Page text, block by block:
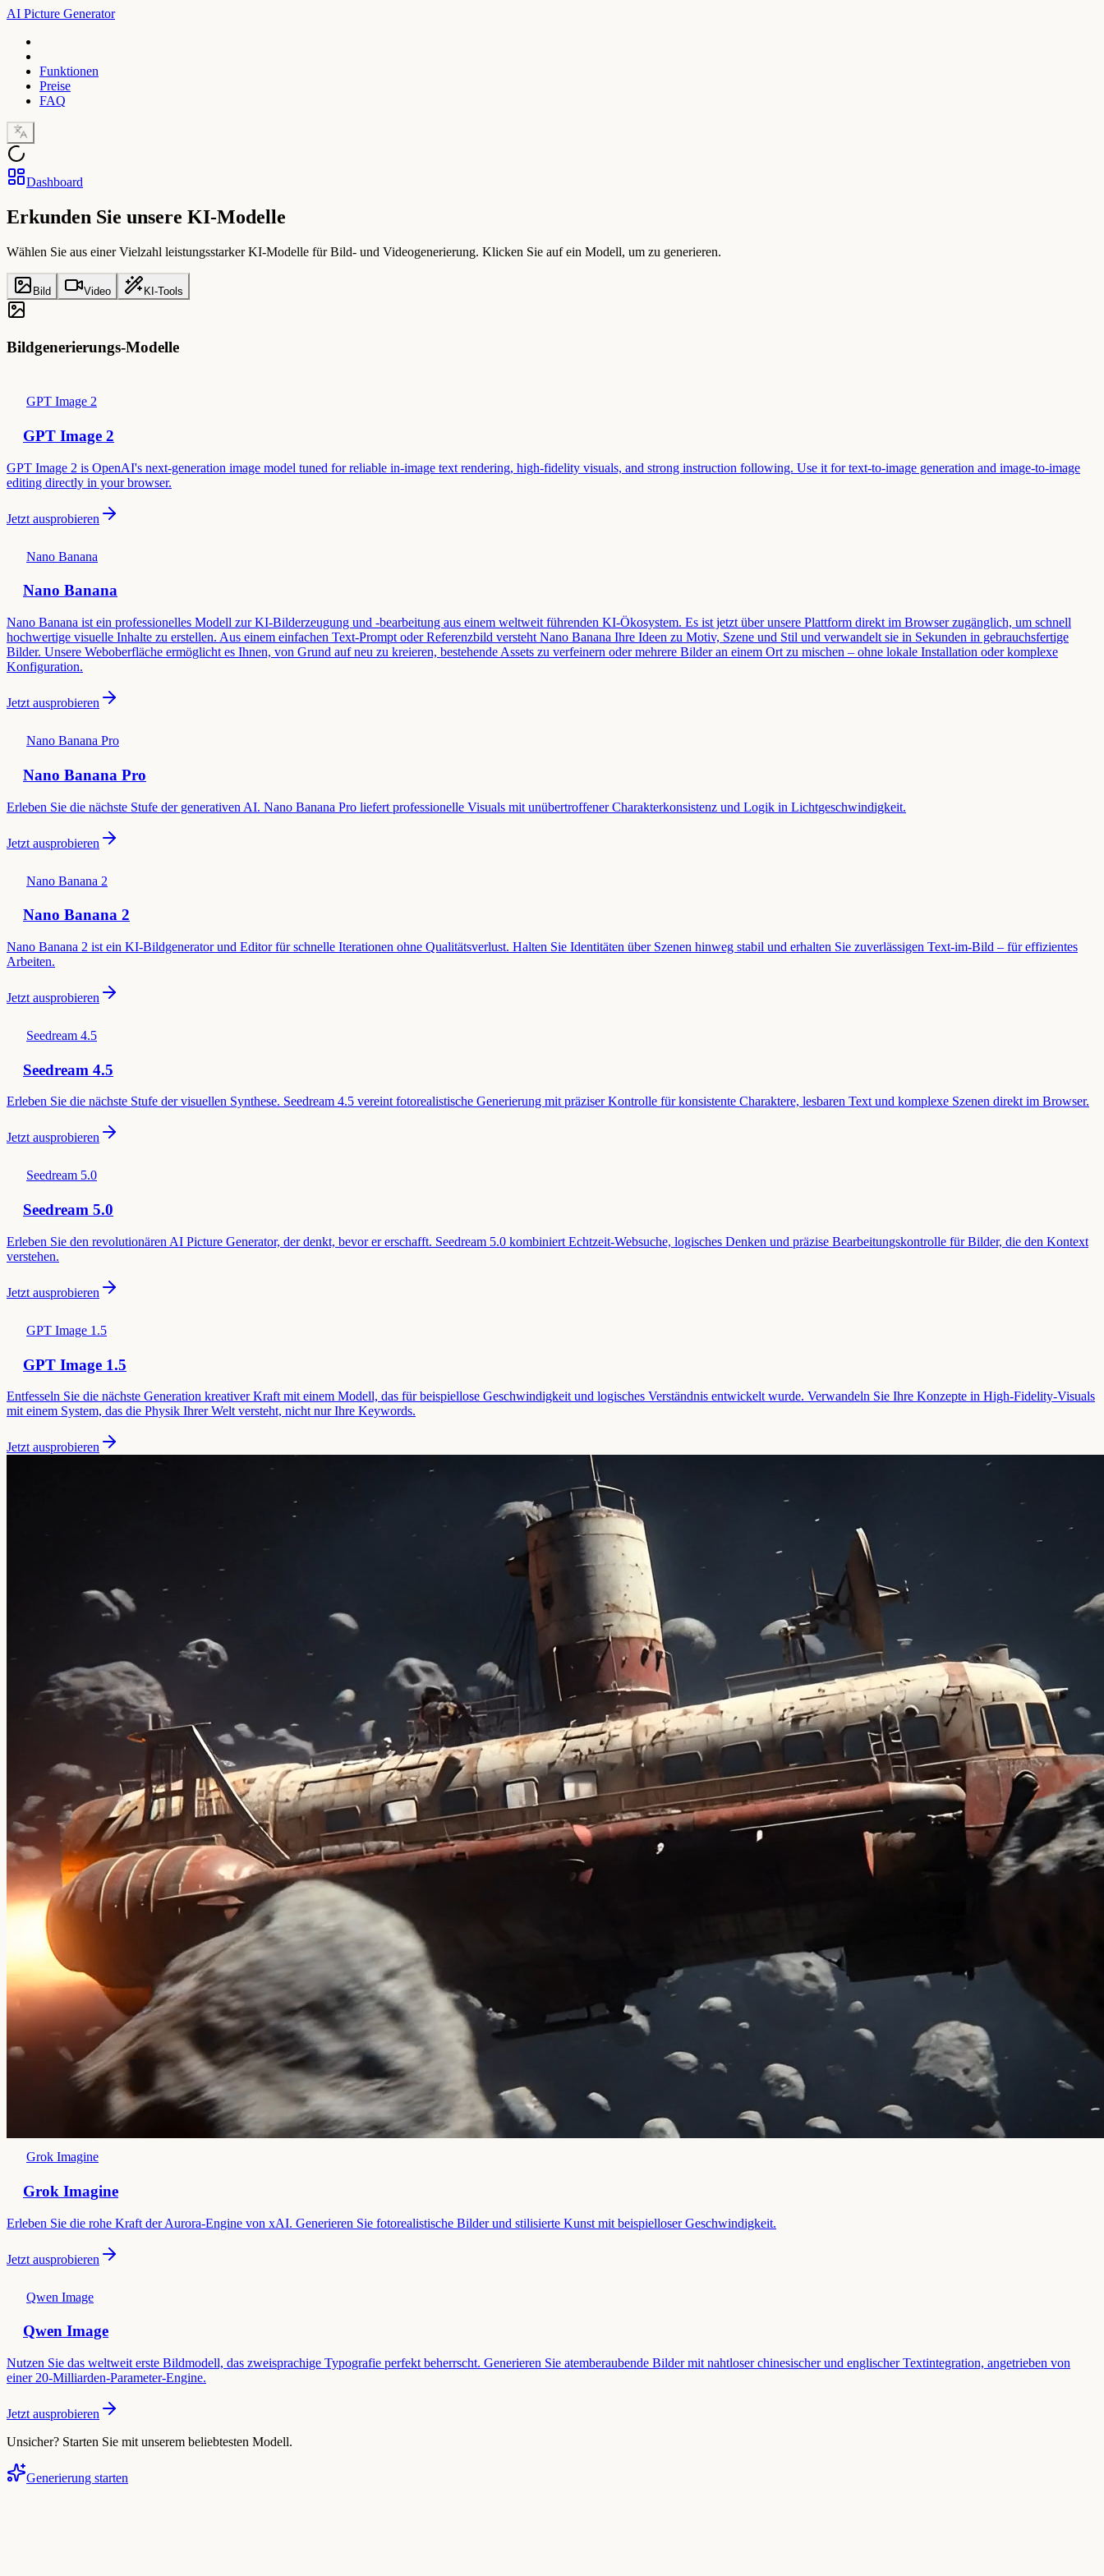
AI Picture Generator
Funktionen
Preise
FAQ
Dashboard
Erkunden Sie unsere KI-Modelle
Wählen Sie aus einer Vielzahl leistungsstarker KI-Modelle für Bild- und Videogenerierung. Klicken Sie auf ein Modell, um zu generieren.
Bild Video KI-Tools
Bildgenerierungs-Modelle
GPT Image 2
GPT Image 2
GPT Image 2 is OpenAI's next-generation image model tuned for reliable in-image text rendering, high-fidelity visuals, and strong instruction following. Use it for text-to-image generation and image-to-image
editing directly in your browser.
Jetzt ausprobieren
Nano Banana
Nano Banana
Nano Banana ist ein professionelles Modell zur KI-Bilderzeugung und -bearbeitung aus einem weltweit führenden KI-Ökosystem. Es ist jetzt über unsere Plattform direkt im Browser zugänglich, um schnell
hochwertige visuelle Inhalte zu erstellen. Aus einem einfachen Text-Prompt oder Referenzbild versteht Nano Banana Ihre Ideen zu Motiv, Szene und Stil und verwandelt sie in Sekunden in gebrauchsfertige
Bilder. Unsere Weboberfläche ermöglicht es Ihnen, von Grund auf neu zu kreieren, bestehende Assets zu verfeinern oder mehrere Bilder an einem Ort zu mischen – ohne lokale Installation oder komplexe
Konfiguration.
Jetzt ausprobieren
Nano Banana Pro
Nano Banana Pro
Erleben Sie die nächste Stufe der generativen AI. Nano Banana Pro liefert professionelle Visuals mit unübertroffener Charakterkonsistenz und Logik in Lichtgeschwindigkeit.
Jetzt ausprobieren
Nano Banana 2
Nano Banana 2
Nano Banana 2 ist ein KI-Bildgenerator und Editor für schnelle Iterationen ohne Qualitätsverlust. Halten Sie Identitäten über Szenen hinweg stabil und erhalten Sie zuverlässigen Text-im-Bild – für effizientes
Arbeiten.
Jetzt ausprobieren
Seedream 4.5
Seedream 4.5
Erleben Sie die nächste Stufe der visuellen Synthese. Seedream 4.5 vereint fotorealistische Generierung mit präziser Kontrolle für konsistente Charaktere, lesbaren Text und komplexe Szenen direkt im Browser.
Jetzt ausprobieren
Seedream 5.0
Seedream 5.0
Erleben Sie den revolutionären AI Picture Generator, der denkt, bevor er erschafft. Seedream 5.0 kombiniert Echtzeit-Websuche, logisches Denken und präzise Bearbeitungskontrolle für Bilder, die den Kontext
verstehen.
Jetzt ausprobieren
GPT Image 1.5
GPT Image 1.5
Entfesseln Sie die nächste Generation kreativer Kraft mit einem Modell, das für beispiellose Geschwindigkeit und logisches Verständnis entwickelt wurde. Verwandeln Sie Ihre Konzepte in High-Fidelity-Visuals
mit einem System, das die Physik Ihrer Welt versteht, nicht nur Ihre Keywords.
Jetzt ausprobieren
Grok Imagine
Grok Imagine
Erleben Sie die rohe Kraft der Aurora-Engine von xAI. Generieren Sie fotorealistische Bilder und stilisierte Kunst mit beispielloser Geschwindigkeit.
Jetzt ausprobieren
Qwen Image
Qwen Image
Nutzen Sie das weltweit erste Bildmodell, das zweisprachige Typografie perfekt beherrscht. Generieren Sie atemberaubende Bilder mit nahtloser chinesischer und englischer Textintegration, angetrieben von
einer 20-Milliarden-Parameter-Engine.
Jetzt ausprobieren
Unsicher? Starten Sie mit unserem beliebtesten Modell.
Generierung starten